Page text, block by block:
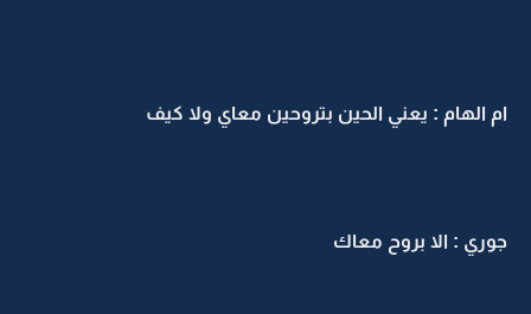
ام الهام : يعني الحين بتروحين معاي ولا كيف
جوري : الا بروح معاك